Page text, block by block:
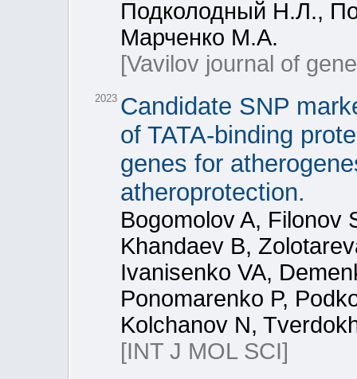
Подколодный Н.Л.,
Марченко М.А.
[Vavilov journal of
2023 Candidate SNP
of TATA-binding
genes for
atheroprotection.
Bogomolov A, Filonov
Khandaev B,
Ivanisenko VA,
Ponomarenko P,
Kolchanov N,
[INT J MOL SCI]